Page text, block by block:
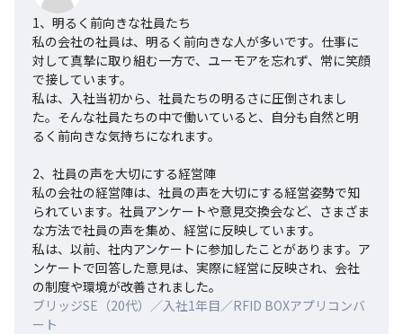
1、明るく前向きな社員たち
私の会社の社員は、明るく前向きな人が多いです。仕事に
対して真摯に取り組む一方で、ユーモアを忘れず、常に笑顔
で接しています。
私は、入社当初から、社員たちの明るさに圧倒されまし
た。そんな社員たちの中で働いていると、自分も自然と明
るく前向きな気持ちになれます。
2、社員の声を大切にする経営陣
私の会社の経営陣は、社員の声を大切にする経営姿勢で知
られています。社員アンケートや意見交換会など、さまざま
な方法で社員の声を集め、経営に反映しています。
私は、以前、社内アンケートに参加したことがあります。ア
ンケートで回答した意見は、実際に経営に反映され、会社
の制度や環境が改善されました。
ブリッジSE（20代）／入社1年目／RFID BOXアプリコンバ
ート